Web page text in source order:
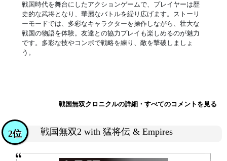
戦国時代を舞台にしたアクションゲームで、プレイヤーは歴
史的な武将となり、華麗なバトルを繰り広げます。ストーリ
ーモードでは、多彩なキャラクターを操作しながら、壮大な
戦国の物語を体験。友達との協力プレイも楽しめるのが魅力
です。多彩な技やコンボで戦略を練り、敵を撃破しましょ
う。
戦国無双クロニクルの詳細・すべてのコメントを見る
戦国無双2 with 猛将伝 & Empires
2位